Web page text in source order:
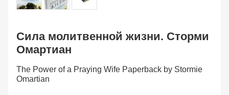
Сила молитвенной жизни. Сторми
Омартиан
The Power of a Praying Wife Paperback by Stormie
Omartian